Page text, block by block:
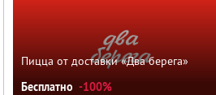
Пицца от доставки «Два берега»
Бесплатно -100%